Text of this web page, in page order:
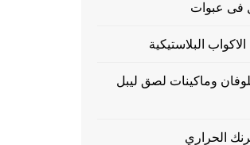
فى عبوات
البلاستيكية
وماكينات لصق ليبل
الحراري